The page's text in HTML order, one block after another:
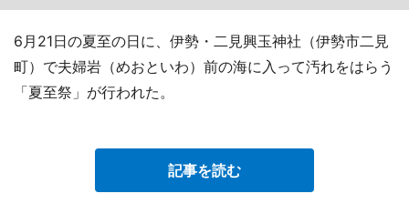
6月21日の夏至の日に、伊勢・二見興玉神社（伊勢市二見
町）で夫婦岩（めおといわ）前の海に入って汚れをはらう
「夏至祭」が行われた。
記事を読む